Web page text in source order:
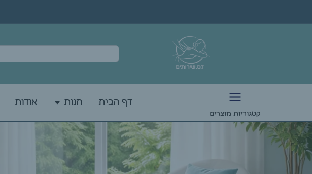
קטגוריות מוצרים
דף הבית חנות אודות